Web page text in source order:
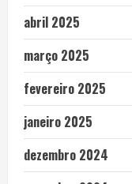
abril 2025
março 2025
fevereiro 2025
janeiro 2025
dezembro 2024